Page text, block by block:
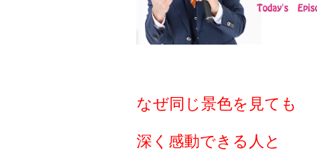
なぜ同じ景色を見ても
深く感動できる人と